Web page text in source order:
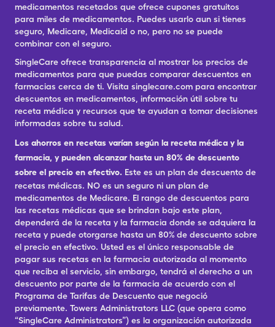
medicamentos recetados que ofrece cupones gratuitos
para miles de medicamentos. Puedes usarlo aun si tienes
seguro, Medicare, Medicaid o no, pero no se puede
combinar con el seguro.
SingleCare ofrece transparencia al mostrar los precios de
medicamentos para que puedas comparar descuentos en
farmacias cerca de ti. Visita singlecare.com para encontrar
descuentos en medicamentos, información útil sobre tu
receta médica y recursos que te ayudan a tomar decisiones
informadas sobre tu salud.
Los ahorros en recetas varían según la receta médica y la
farmacia, y pueden alcanzar hasta un 80% de descuento
sobre el precio en efectivo. Este es un plan de descuento de
recetas médicas. NO es un seguro ni un plan de
medicamentos de Medicare. El rango de descuentos para
las recetas médicas que se brindan bajo este plan,
dependerá de la receta y la farmacia donde se adquiera la
receta y puede otorgarse hasta un 80% de descuento sobre
el precio en efectivo. Usted es el único responsable de
pagar sus recetas en la farmacia autorizada al momento
que reciba el servicio, sin embargo, tendrá el derecho a un
descuento por parte de la farmacia de acuerdo con el
Programa de Tarifas de Descuento que negoció
previamente. Towers Administrators LLC (que opera como
“SingleCare Administrators”) es la organización autorizada